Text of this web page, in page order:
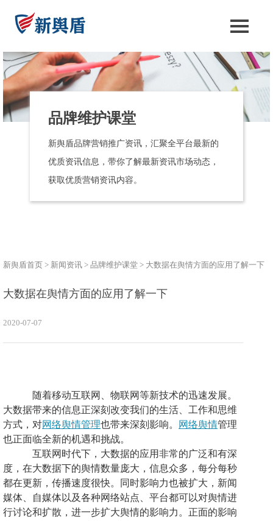
品牌维护课堂
新舆盾品牌营销推广资讯，汇聚全平台最新的
优质资讯信息，带你了解最新资讯市场动态，
获取优质营销资讯内容。
新舆盾首页 > 新闻资讯 > 品牌维护课堂 > 大数据在舆情方面的应用了解一下
大数据在舆情方面的应用了解一下
2020-07-07
随着移动互联网、物联网等新技术的迅速发展。
大数据带来的信息正深刻改变我们的生活、工作和思维
方式，对网络舆情管理也带来深刻影响。 网络舆情管理
也正面临全新的机遇和挑战。
互联网时代下，大数据的应用非常的广泛和有深
度， 在大数据下的舆情数量庞大， 信息众多， 每分每秒
都在更新，传播速度很快。同时影响力也被扩大，新闻
媒体、自媒体以及各种网络站点、平台都可以对舆情进
行讨论和扩散，进一步扩大舆情的影响力。正面的影响